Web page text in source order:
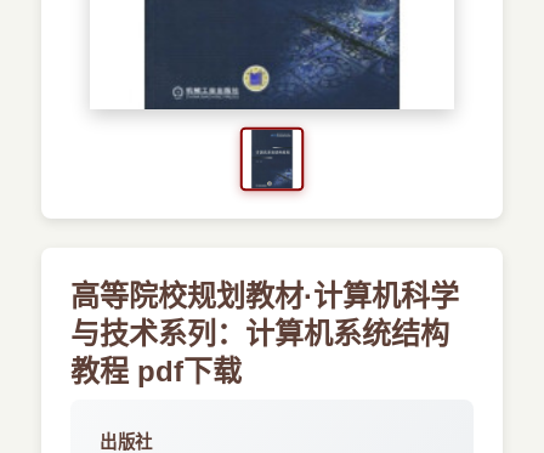
高等院校规划教材·计算机科学
与技术系列：计算机系统结构
教程 pdf下载
出版社